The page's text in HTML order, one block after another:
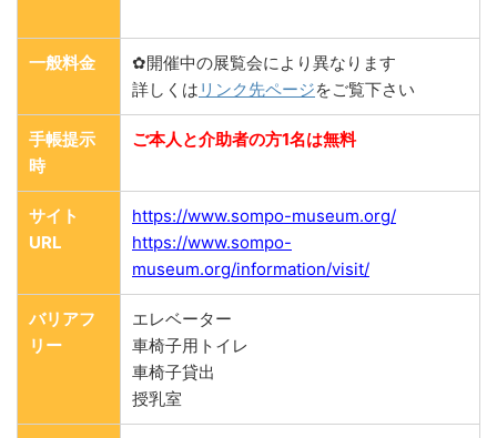
一般料金
✿開催中の展覧会により異なります
詳しくは リンク先ページをご覧下さい
手帳提示
時
ご本人と介助者の方1名は無料
サイト
URL
https://www.sompo-museum.org/
https://www.sompo-
museum.org/information/visit/
バリアフ
リー
エレベーター
車椅子用トイレ
車椅子貸出
授乳室